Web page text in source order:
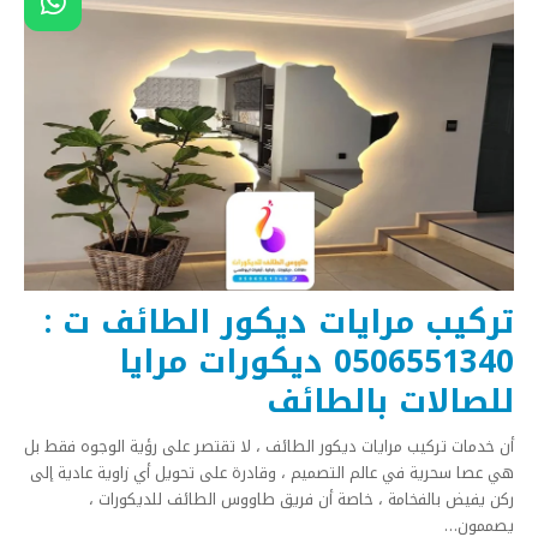
تركيب مرايات ديكور الطائف ت :
0506551340 ديكورات مرايا
للصالات بالطائف
أن خدمات تركيب مرايات ديكور الطائف ، لا تقتصر على رؤية الوجوه فقط بل
هي عصا سحرية في عالم التصميم ، وقادرة على تحويل أي زاوية عادية إلى
ركن يفيض بالفخامة ، خاصة أن فريق طاووس الطائف للديكورات ،
يصممون…